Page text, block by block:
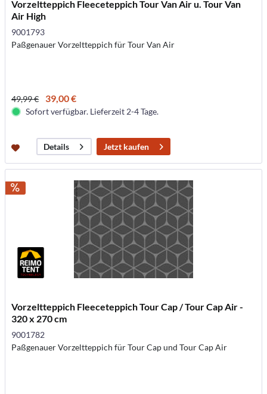
Vorzeltteppich Fleeceteppich Tour Van Air u. Tour Van
Air High
9001793
Paßgenauer Vorzeltteppich für Tour Van Air
49,99 € 39,00 €
Sofort verfügbar. Lieferzeit 2-4 Tage.
Details Jetzt kaufen
Vorzeltteppich Fleeceteppich Tour Cap / Tour Cap Air -
320 x 270 cm
9001782
Paßgenauer Vorzeltteppich für Tour Cap und Tour Cap Air